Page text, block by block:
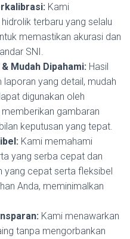
Kami
terbaru yang selalu
memastikan akurasi dan
SNI.
Mudah Dipahami: Hasil
laporan yang detail, mudah
digunakan oleh
gambaran
keputusan yang tepat.
Kami memahami
yang serba cepat dan
yang cepat serta fleksibel
Anda, meminimalkan
Kami menawarkan
tanpa mengorbankan